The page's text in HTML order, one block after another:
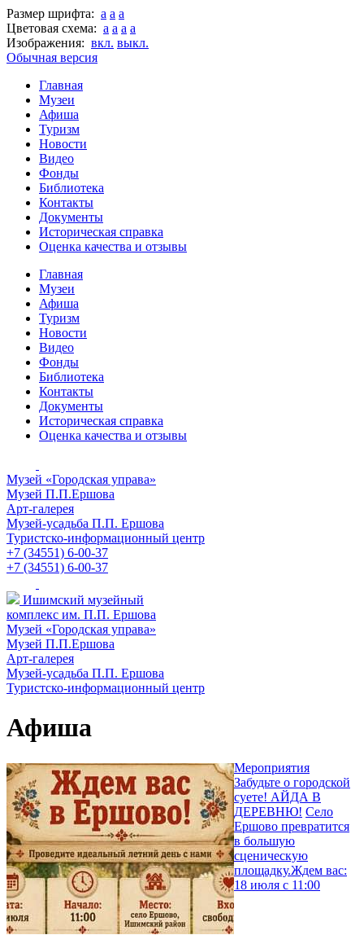
Размер шрифта: a a a
Цветовая схема: a a a a
Изображения: вкл. выкл.
Обычная версия
Главная
Музеи
Афиша
Туризм
Новости
Видео
Фонды
Библиотека
Контакты
Документы
Историческая справка
Оценка качества и отзывы
Главная
Музеи
Афиша
Туризм
Новости
Видео
Фонды
Библиотека
Контакты
Документы
Историческая справка
Оценка качества и отзывы
Музей «Городская управа»
Музей П.П.Ершова
Арт-галерея
Музей-усадьба П.П. Ершова
Туристско-информационный центр
+7 (34551) 6-00-37
+7 (34551) 6-00-37
Ишимский музейный
комплекс им. П.П. Ершова
Музей «Городская управа»
Музей П.П.Ершова
Арт-галерея
Музей-усадьба П.П. Ершова
Туристско-информационный центр
Афиша
Мероприятия
Забудьте о городской
суете! АЙДА В
ДЕРЕВНЮ! Село
Ершово превратится
в большую
сценическую
площадку.Ждем вас:
18 июля с 11:00